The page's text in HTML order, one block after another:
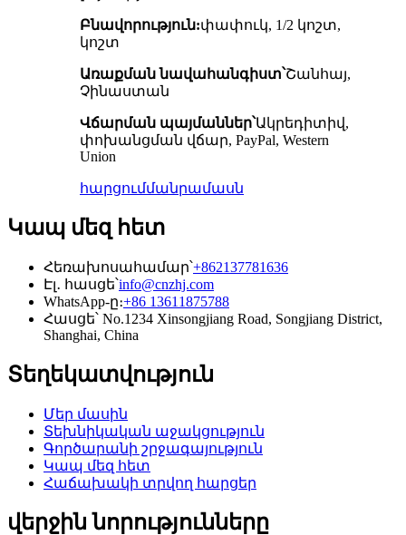
Բնավորություն:փափուկ, 1/2 կոշտ,
կոշտ
Առաքման նավահանգիստ՝Շանհայ,
Չինաստան
Վճարման պայմաններ՝Ակրեդիտիվ,
փոխանցման վճար, PayPal, Western
Union
հարցումմանրամասն
Կապ մեզ հետ
Հեռախոսահամար՝+862137781636
Էլ․ հասցե՝info@cnzhj.com
WhatsApp-ը։+86 13611875788
Հասցե՝ No.1234 Xinsongjiang Road, Songjiang District,
Shanghai, China
Տեղեկատվություն
Մեր մասին
Տեխնիկական աջակցություն
Գործարանի շրջագայություն
Կապ մեզ հետ
Հաճախակի տրվող հարցեր
վերջին նորությունները